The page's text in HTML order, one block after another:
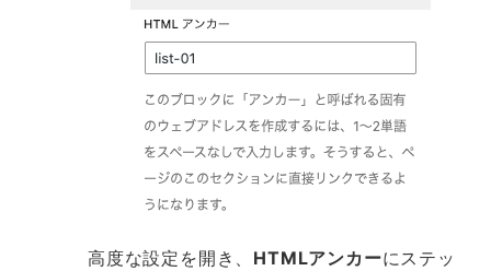
高度な設定を開き、 HTMLアンカーにステッ